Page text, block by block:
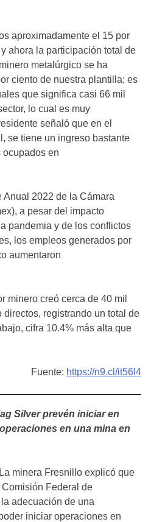
aproximadamente el 15 por
ahora la participación total de
metalúrgico se ha
ciento de nuestra plantilla; es
que significa casi 66 mil
lo cual es muy
señaló que en el
se tiene un ingreso bastante
ocupados en
Anual 2022 de la Cámara
a pesar del impacto
pandemia y de los conflictos
los empleos generados por
aumentaron
minero creó cerca de 40 mil
directos, registrando un total de
cifra 10.4% más alta que
Fuente: https://n9.cl/it56l4
Silver prevén iniciar en
en una mina en
La minera Fresnillo explicó que
Federal de
adecuación de una
iniciar operaciones en